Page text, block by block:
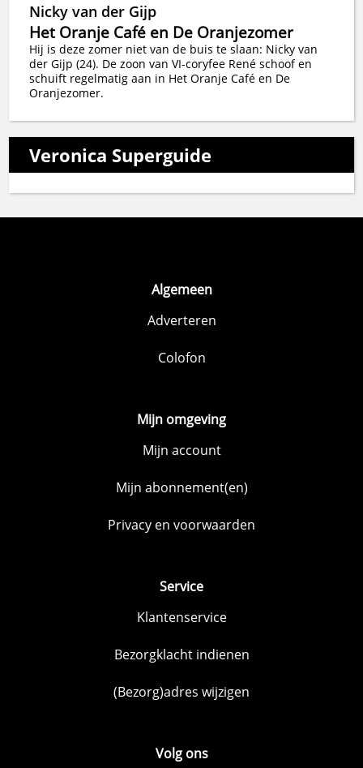
Nicky van der Gijp
Het Oranje Café en De Oranjezomer
Hij is deze zomer niet van de buis te slaan: Nicky van
der Gijp (24). De zoon van VI-coryfee René schoof en
schuift regelmatig aan in Het Oranje Café en De
Oranjezomer.
Veronica Superguide
Algemeen
Adverteren
Colofon
Mijn omgeving
Mijn account
Mijn abonnement(en)
Privacy en voorwaarden
Service
Klantenservice
Bezorgklacht indienen
(Bezorg)adres wijzigen
Volg ons